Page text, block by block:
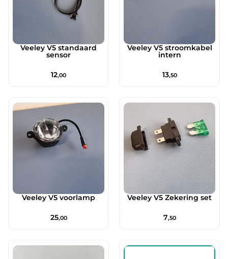
Veeley V5 standaard
sensor
12,00
Veeley V5 stroomkabel
intern
13,50
Veeley V5 voorlamp
25,00
Veeley V5 Zekering set
7,50